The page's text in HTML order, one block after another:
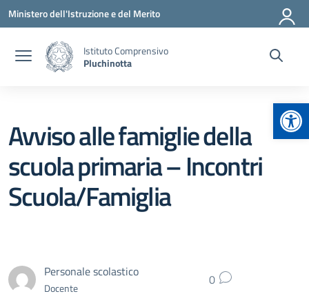
Vai ai contenuti
Vai al menu di navigazione
Vai al footer
Ministero dell'Istruzione e del Merito
Istituto Comprensivo
Pluchinotta
Avviso alle famiglie della
scuola primaria – Incontri
Scuola/Famiglia
Personale scolastico
Docente 0